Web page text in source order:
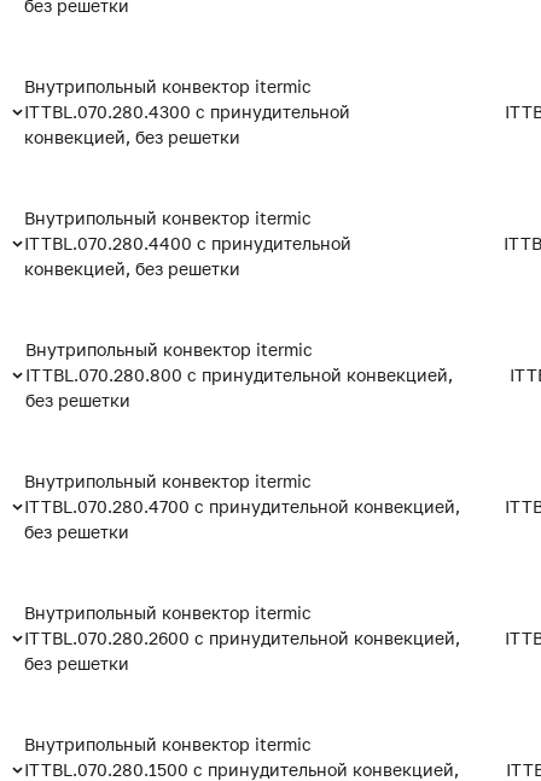
без решетки
Внутрипольный конвектор itermic
ITTBL.070.280.4300 с принудительной
конвекцией, без решетки
Внутрипольный конвектор itermic
ITTBL.070.280.4400 с принудительной
конвекцией, без решетки
Внутрипольный конвектор itermic
ITTBL.070.280.800 с принудительной конвекцией,
без решетки
Внутрипольный конвектор itermic
ITTBL.070.280.4700 с принудительной конвекцией,
без решетки
Внутрипольный конвектор itermic
ITTBL.070.280.2600 с принудительной конвекцией,
без решетки
Внутрипольный конвектор itermic
ITTBL.070.280.1500 с принудительной конвекцией,